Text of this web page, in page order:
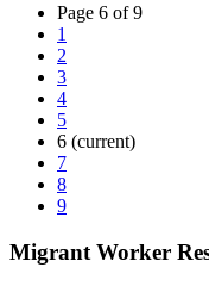
Page 6 of 9
1
2
3
4
5
6 (current)
7
8
9
Migrant Worker